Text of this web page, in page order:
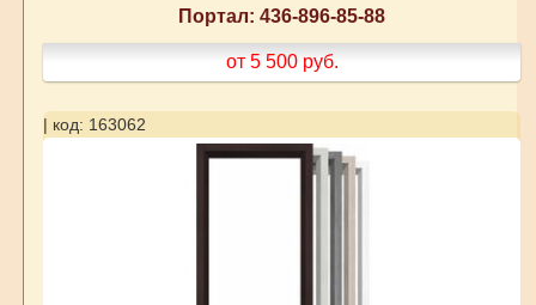
Портал: 436-896-85-88
от 5 500 руб.
| код: 163062